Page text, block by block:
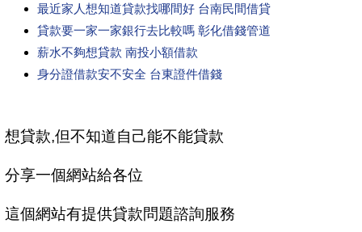
最近家人想知道貸款找哪間好 台南民間借貸
貸款要一家一家銀行去比較嗎 彰化借錢管道
薪水不夠想貸款 南投小額借款
身分證借款安不安全 台東證件借錢
想貸款,但不知道自己能不能貸款
分享一個網站給各位
這個網站有提供貸款問題諮詢服務